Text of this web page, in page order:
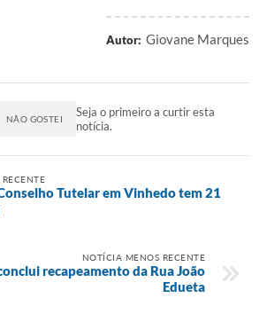
Autor: Giovane Marques
NÃO GOSTEI
Seja o primeiro a curtir esta
notícia.
Tutelar em Vinhedo tem 21
NOTÍCIA MENOS RECENTE
recapeamento da Rua João
Edueta